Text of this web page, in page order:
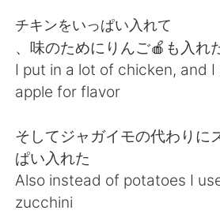
English 简体中文
繁體中文
العربية Français
Deutsch 日本語
チキンをいっぱい入れて
、味のためにりんご🍎も入れ
I put in a lot of chicken, and I
apple for flavor
そしてジャガイモの代わりに
ぱい入れた
Also instead of potatoes I
zucchini